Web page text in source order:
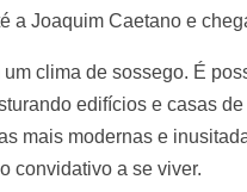
a Joaquim Caetano e
clima de sossego. É
edifícios e casas
mais modernas e
convidativo a se viver.